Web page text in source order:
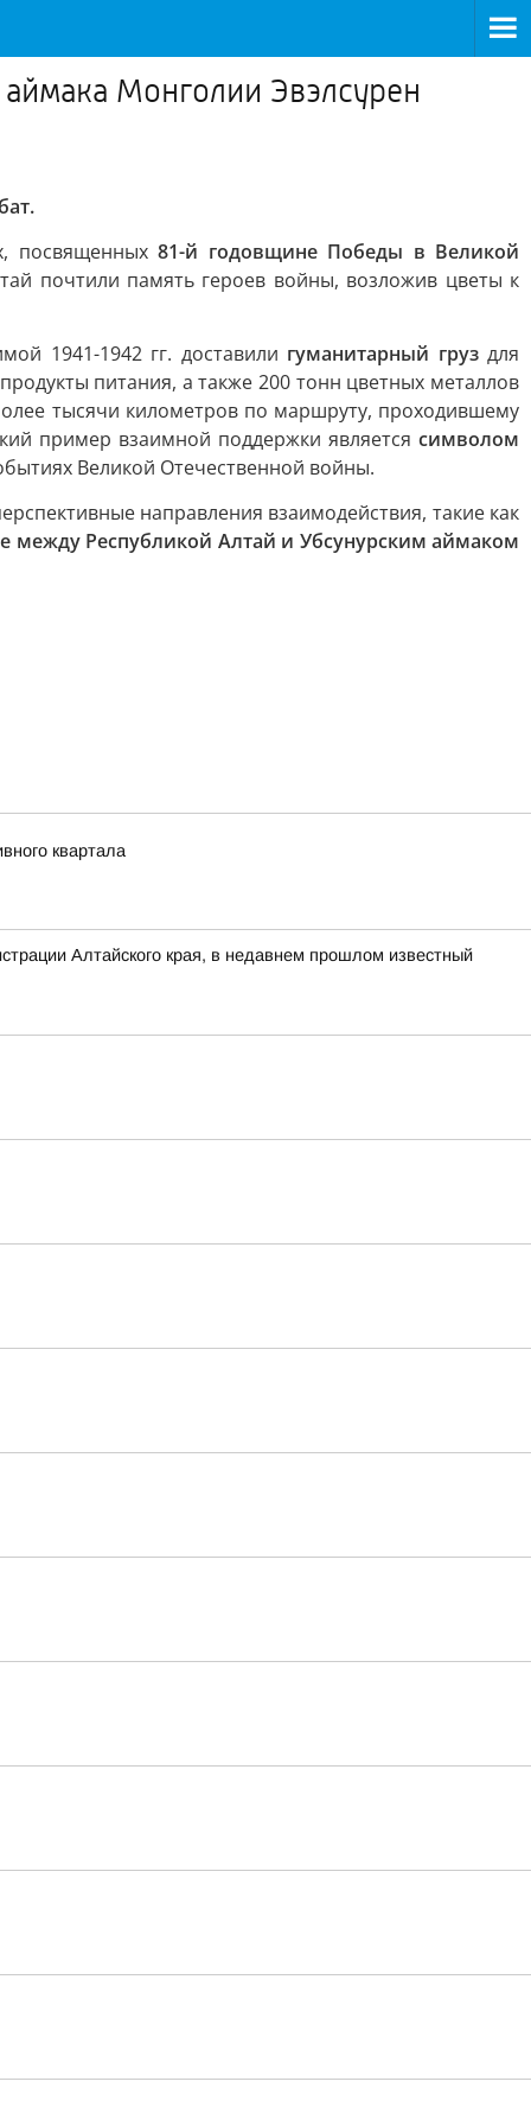
аймака Монголии Эвэлсурен
посвященных81-й годовщине Победы в Великой
почтили память героев войны, возложив цветы к
1941-1942 гг. доставили гуманитарный груздля
питания, а также 200 тонн цветных металлов
тысячи километров по маршруту, проходившему
пример взаимной поддержки является символом
Великой Отечественной войны.
направления взаимодействия, такие как
между Республикой Алтай и Убсунурским аймаком
квартала
Алтайского края, в недавнем прошлом известный